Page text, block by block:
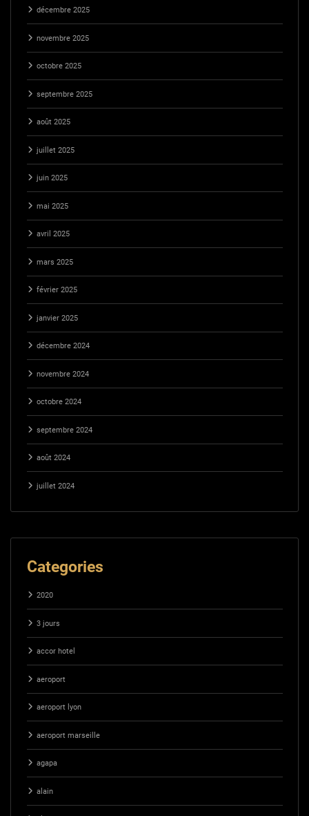
décembre 2025
novembre 2025
octobre 2025
septembre 2025
août 2025
juillet 2025
juin 2025
mai 2025
avril 2025
mars 2025
février 2025
janvier 2025
décembre 2024
novembre 2024
octobre 2024
septembre 2024
août 2024
juillet 2024
Categories
2020
3 jours
accor hotel
aeroport
aeroport lyon
aeroport marseille
agapa
alain